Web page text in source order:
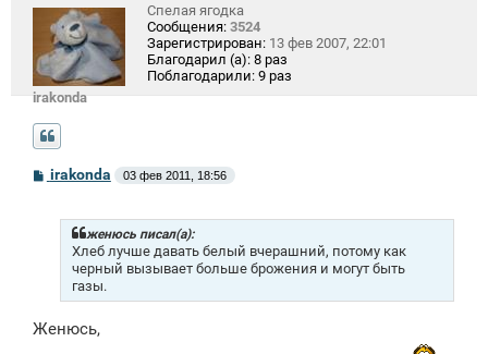
irakonda
Спелая ягодка
Сообщения: 3524
Зарегистрирован: 13 фев 2007, 22:01
Благодарил (а): 8 раз
Поблагодарили: 9 раз
С
о
irakonda 03 фев 2011, 18:56
женюсь писал(а):
Хлеб лучше давать белый вчерашний, потому как
черный вызывает больше брожения и могут быть
газы.
Женюсь,